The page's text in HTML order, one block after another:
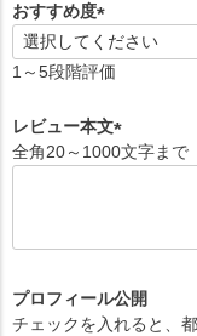
おすすめ度
(
必
)
1～5段階評価
レビュー本文
(
全角20～1000文字まで
プロフィール公開
チェックを入れると、